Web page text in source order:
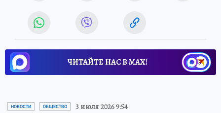
ЧИТАЙТЕ НАС В МАХ!
НОВОСТИ ОБЩЕСТВО 3 июля 2026 9:54